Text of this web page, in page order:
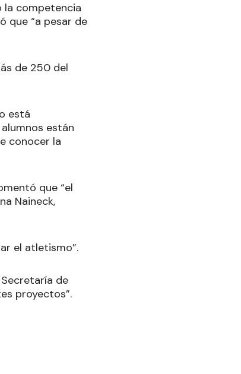
la competencia
que “a pesar de
de 250 del
está
están
conocer la
que “el
Naineck,
el atletismo”.
de
proyectos”.